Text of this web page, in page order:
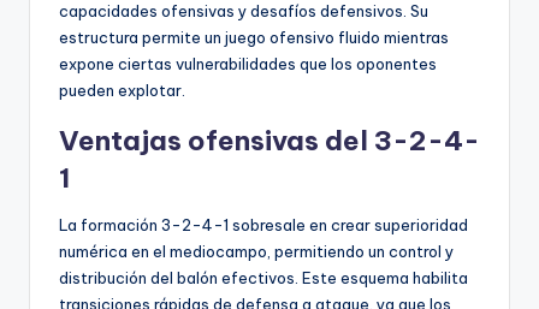
capacidades ofensivas y desafíos defensivos. Su
estructura permite un juego ofensivo fluido mientras
expone ciertas vulnerabilidades que los oponentes
pueden explotar.
Ventajas ofensivas del 3-2-4-
1
La formación 3-2-4-1 sobresale en crear superioridad
numérica en el mediocampo, permitiendo un control y
distribución del balón efectivos. Este esquema habilita
transiciones rápidas de defensa a ataque, ya que los